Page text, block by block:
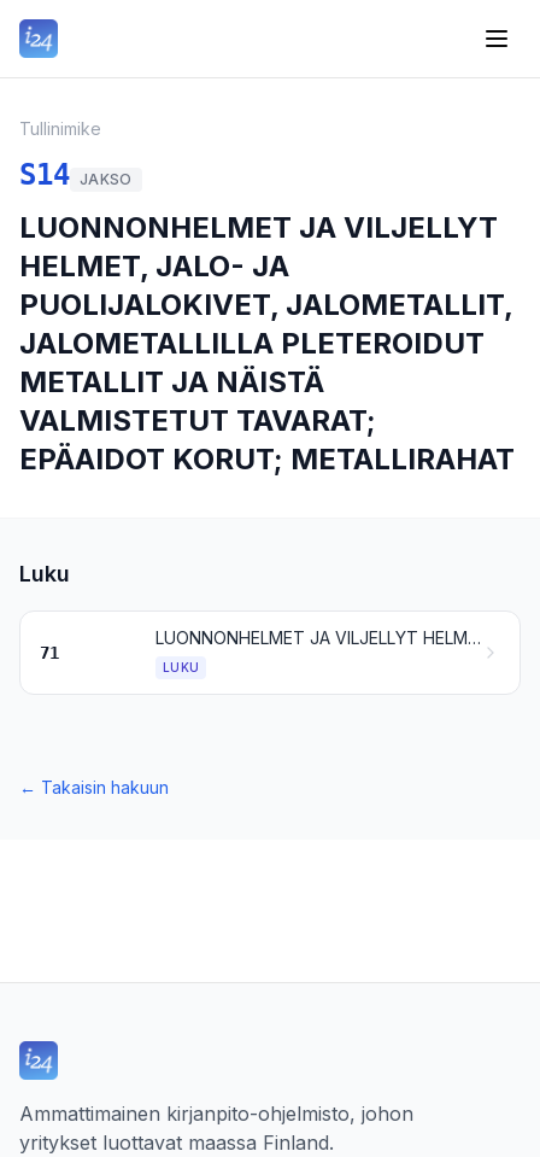
Tullinimike
S14 JAKSO
LUONNONHELMET JA VILJELLYT
HELMET, JALO- JA
PUOLIJALOKIVET, JALOMETALLIT,
JALOMETALLILLA PLETEROIDUT
METALLIT JA NÄISTÄ
VALMISTETUT TAVARAT;
EPÄAIDOT KORUT; METALLIRAHAT
Luku
71
LUONNONHELMET JA VILJELLYT HELMET, JALO- JA PUOLIJALOKIVET, JALOMETALLIT, JALOMETALLILLA PLETEROIDUT METALLIT JA NÄISTÄ VALMISTETUT TAVARAT; EPÄAIDOT KORUT; METALLIRAHAT
LUKU
← Takaisin hakuun
Ammattimainen kirjanpito-ohjelmisto, johon
yritykset luottavat maassa Finland.